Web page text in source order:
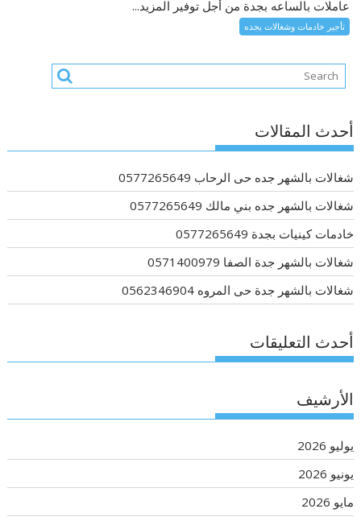
عاملات بالساعه بجدة من أجل توفير المزيد...
تأجير خادمات وشغالات بجده
أحدث المقالات
شغالات بالشهر جده حى الرحاب 0577265649
شغالات بالشهر جده بني مالك 0577265649
خادمات كينيات بجدة 0577265649
شغالات بالشهر جدة الصفا 0571400979
شغالات بالشهر جدة حى المروه 0562346904
أحدث التعليقات
الأرشيف
يوليو 2026
يونيو 2026
مايو 2026